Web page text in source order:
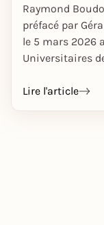
Raymond
préfacé par
le 5 mars 2026
Universitaires
Lire l'article